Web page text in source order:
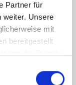
Partner für
weiter. Unsere
mit
bereitgestellt